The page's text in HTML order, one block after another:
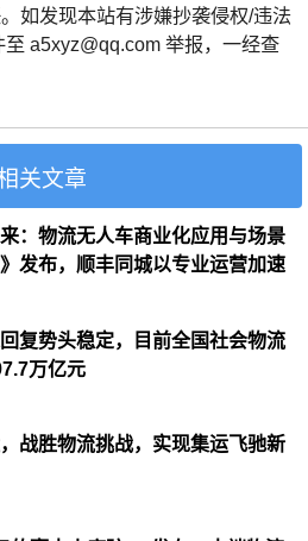
如发现本站有涉嫌抄袭侵权/违法
a5xyz@qq.com 举报，一经查
关文章
来：物流无人车商业化应用与场景
发布，顺丰同城以专业运营加速
升级
复势头稳定，目前全国社会物流
万亿元
战胜物流挑战，实现集运飞驰新